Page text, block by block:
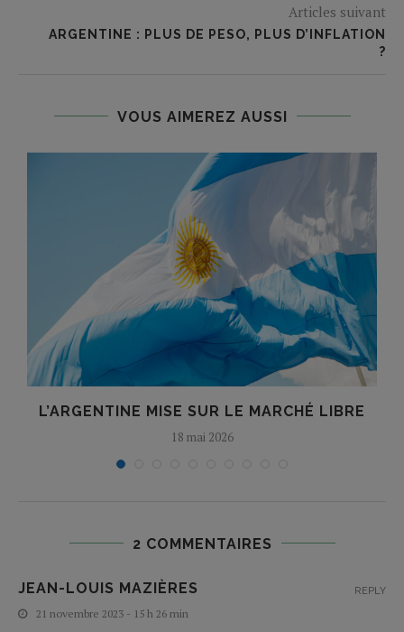
Articles suivant
ARGENTINE : PLUS DE PESO, PLUS D’INFLATION
?
VOUS AIMEREZ AUSSI
L’ARGENTINE MISE SUR LE MARCHÉ LIBRE
18 mai 2026
2 COMMENTAIRES
JEAN-LOUIS MAZIÈRES
21 novembre 2023 - 15 h 26 min
REPLY